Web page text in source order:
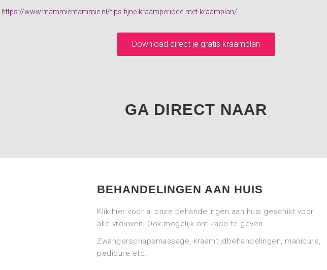
https://www.mammiemammie.nl/tips-fijne-kraamperiode-met-kraamplan/
Download direct je gratis kraamplan
GA DIRECT NAAR
BEHANDELINGEN AAN HUIS
Klik hier voor al onze behandelingen aan huis geschikt voor
alle vrouwen. Ook mogelijk om kado te geven
Zwangerschapsmassage, kraamtijdbehandelingen, manicure,
pedicure etc.